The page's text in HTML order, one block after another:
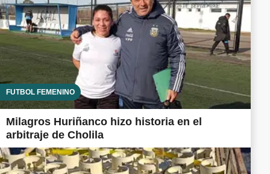
FUTBOL FEMENINO
Milagros Huriñanco hizo historia en el
arbitraje de Cholila